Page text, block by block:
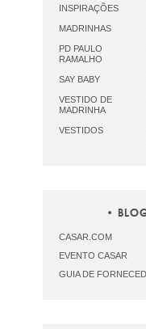
INSPIRAÇÕES
MADRINHAS
PD PAULO
RAMALHO
SAY BABY
VESTIDO DE
MADRINHA
VESTIDOS
CASAR.COM
EVENTO CASAR
GUIA DE